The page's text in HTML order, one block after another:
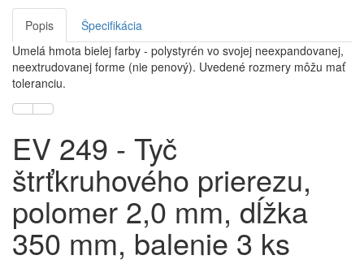
Popis
Špecifikácia
Umelá hmota bielej farby - polystyrén vo svojej neexpandovanej,
neextrudovanej forme (nie penový). Uvedené rozmery môžu mať
toleranciu.
EV 249 - Tyč
štrťkruhového prierezu,
polomer 2,0 mm, dĺžka
350 mm, balenie 3 ks